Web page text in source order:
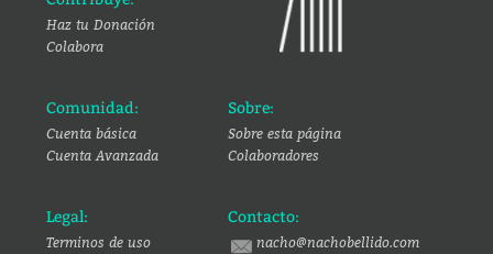
Haz tu Donación
Colabora
Comunidad:
Cuenta básica
Cuenta Avanzada
Sobre:
Sobre esta página
Colaboradores
Legal:
Terminos de uso
Contacto:
nacho@nachobellido.com